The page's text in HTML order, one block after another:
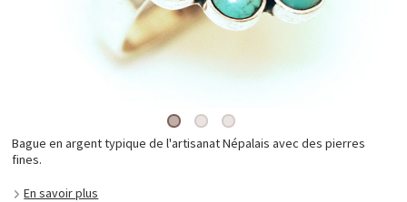
Bague en argent typique de l'artisanat Népalais avec des pierres
fines.
En savoir plus